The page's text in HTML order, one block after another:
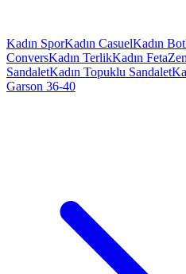
Kadın SporKadın CasuelKadın Bot
ConversKadın TerlikKadın Feta
SandaletKadın Topuklu Sandalet
Garson 36-40